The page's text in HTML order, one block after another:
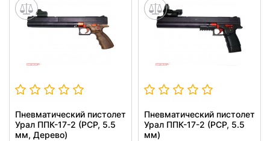
Пневматический пистолет
Урал ППК-17-2 (PCP, 5.5
мм, Дерево)
Пневматический пистолет
Урал ППК-17-2 (PCP, 5.5
мм)